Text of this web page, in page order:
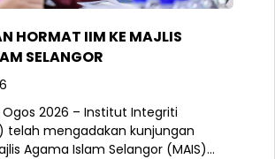
HORMAT IIM KE MAJLIS
SELANGOR
Ogos 2026 – Institut Integriti
telah mengadakan kunjungan
Agama Islam Selangor (MAIS)...